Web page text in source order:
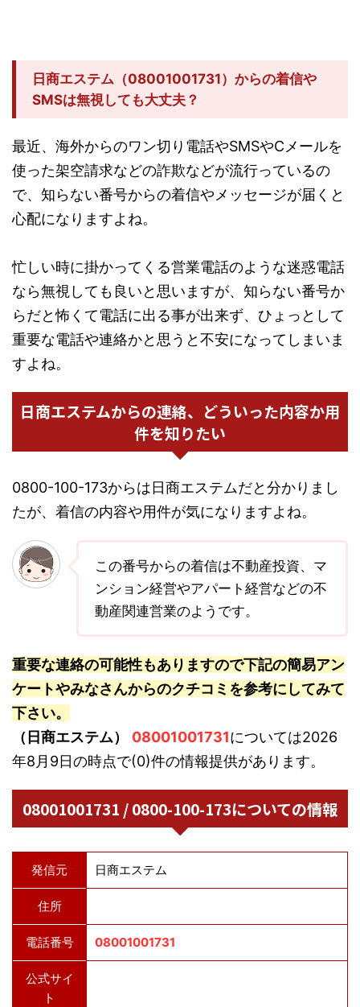
日商エステム（08001001731）からの着信や
SMSは無視しても大丈夫？
最近、海外からのワン切り電話やSMSやCメールを
使った架空請求などの詐欺などが流行っているの
で、知らない番号からの着信やメッセージが届くと
心配になりますよね。
忙しい時に掛かってくる営業電話のような迷惑電話
なら無視しても良いと思いますが、知らない番号か
らだと怖くて電話に出る事が出来ず、ひょっとして
重要な電話や連絡かと思うと不安になってしまいま
すよね。
日商エステムからの連絡、どういった内容か用
件を知りたい
0800-100-173からは日商エステムだと分かりまし
たが、着信の内容や用件が気になりますよね。
この番号からの着信は不動産投資、マ
ンション経営やアパート経営などの不
動産関連営業のようです。
重要な連絡の可能性もありますので下記の簡易アン
ケートやみなさんからのクチコミを参考にしてみて
下さい。
（日商エステム）
08001001731については2026
年8月9日の時点で(0)件の情報提供があります。
08001001731 / 0800-100-173についての情報
発信元 日商エステム
住所
電話番号 08001001731
公式サイ
ト